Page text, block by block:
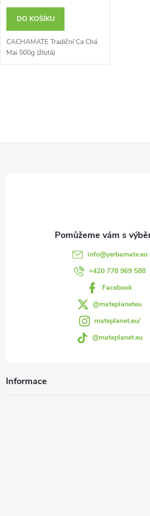
DO KOŠÍKU
CACHAMATE Tradiční Ca Chá
Mai 500g (žlutá)
p
info@yerbamate.eu
+420 778 969 588
Facebook
@mateplaneteu
mateplanet.eu/
@mateplanet.eu
Informace